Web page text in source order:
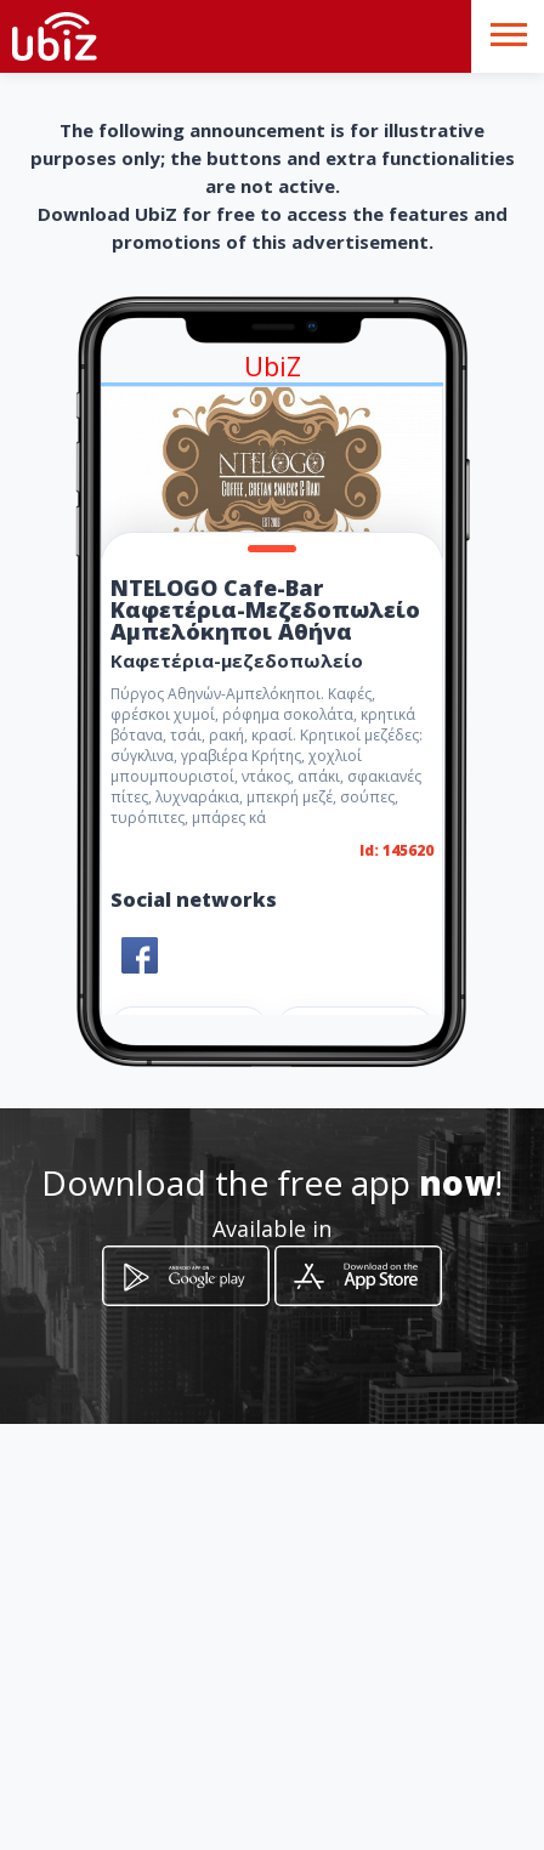
The following announcement is for illustrative
purposes only; the buttons and extra functionalities
are not active.
Download UbiZ for free to access the features and
promotions of this advertisement.
UbiZ
NTELOGO Cafe-Bar
Καφετέρια-Μεζεδοπωλείο
Αμπελόκηποι Αθήνα
Καφετέρια-μεζεδοπωλείο
Πύργος Αθηνών-Αμπελόκηποι. Καφές,
φρέσκοι χυμοί, ρόφημα σοκολάτα, κρητικά
βότανα, τσάι, ρακή, κρασί. Κρητικοί μεζέδες:
σύγκλινα, γραβιέρα Κρήτης, χοχλιοί
μπουμπουριστοί, ντάκος, απάκι, σφακιανές
πίτες, λυχναράκια, μπεκρή μεζέ, σούπες,
τυρόπιτες, μπάρες κά
Id: 145620
Social networks
ntelogocafe@gmail.com
+302114068617
Location -
Download the free appnow!
Available in